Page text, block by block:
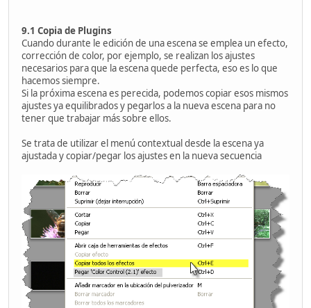
9.1 Copia de Plugins
Cuando durante le edición de una escena se emplea un efecto,
corrección de color, por ejemplo, se realizan los ajustes
necesarios para que la escena quede perfecta, eso es lo que
hacemos siempre.
Si la próxima escena es perecida, podemos copiar esos mismos
ajustes ya equilibrados y pegarlos a la nueva escena para no
tener que trabajar más sobre ellos.
Se trata de utilizar el menú contextual desde la escena ya
ajustada y copiar/pegar los ajustes en la nueva secuencia